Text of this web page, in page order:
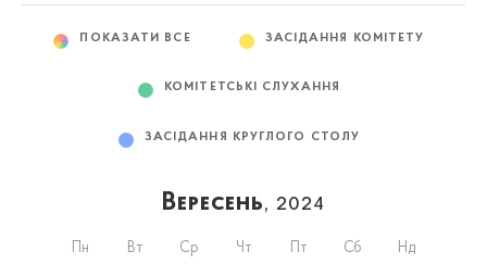
ПОКАЗАТИ ВСЕ ЗАСІДАННЯ КОМІТЕТУ
КОМІТЕТСЬКІ СЛУХАННЯ
ЗАСІДАННЯ КРУГЛОГО СТОЛУ
Вересень, 2024
Пн Вт Ср Чт Пт Сб Нд